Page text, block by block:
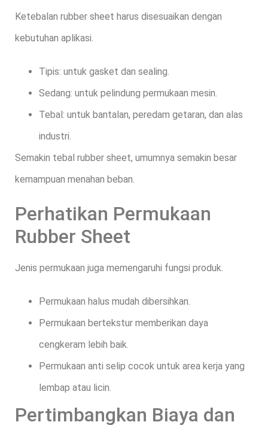
Ketebalan rubber sheet harus disesuaikan dengan
kebutuhan aplikasi.
Tipis: untuk gasket dan sealing.
Sedang: untuk pelindung permukaan mesin.
Tebal: untuk bantalan, peredam getaran, dan alas
industri.
Semakin tebal rubber sheet, umumnya semakin besar
kemampuan menahan beban.
Perhatikan Permukaan
Rubber Sheet
Jenis permukaan juga memengaruhi fungsi produk.
Permukaan halus mudah dibersihkan.
Permukaan bertekstur memberikan daya
cengkeram lebih baik.
Permukaan anti selip cocok untuk area kerja yang
lembap atau licin.
Pertimbangkan Biaya dan